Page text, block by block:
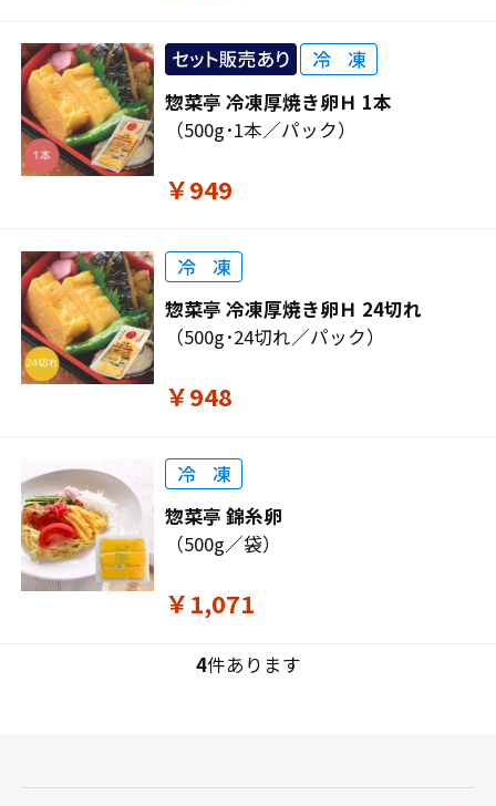
惣菜亭 冷凍厚焼き卵Ｈ 1本
（500g･1本／パック）
￥949
惣菜亭 冷凍厚焼き卵Ｈ 24切れ
（500g･24切れ／パック）
￥948
惣菜亭 錦糸卵
（500g／袋）
￥1,071
4件あります